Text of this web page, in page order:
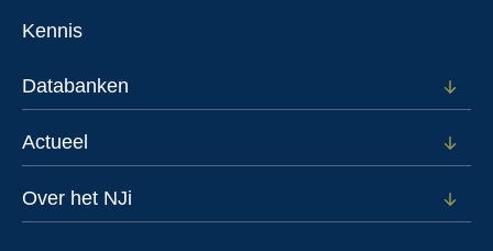
Kennis
Databanken
Open
voor
Actueel
Open
voor
Over het NJi
Open